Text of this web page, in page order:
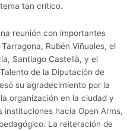
tan crítico.
reunión con importantes
Rubén Viñuales, el
Santiago Castellà, y el
de la Diputación de
su agradecimiento por la
organización en la ciudad y
instituciones hacia Open Arms,
La reiteración de